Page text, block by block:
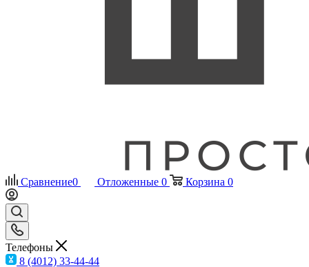
Сравнение0 Отложенные 0 Корзина 0
Телефоны
8 (4012) 33-44-44